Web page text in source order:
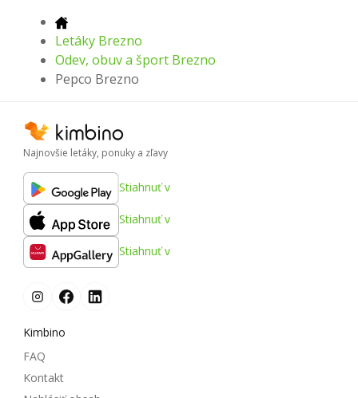
Letáky Brezno
Odev, obuv a šport Brezno
Pepco Brezno
Najnovšie letáky, ponuky a zľavy
Stiahnuť v
Stiahnuť v
Stiahnuť v
Kimbino
FAQ
Kontakt